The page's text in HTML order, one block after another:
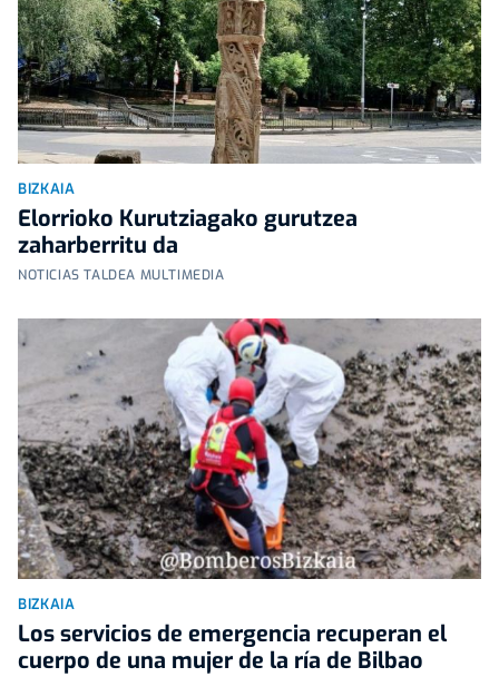
BIZKAIA
Elorrioko Kurutziagako gurutzea
zaharberritu da
NOTICIAS TALDEA MULTIMEDIA
BIZKAIA
Los servicios de emergencia recuperan el
cuerpo de una mujer de la ría de Bilbao